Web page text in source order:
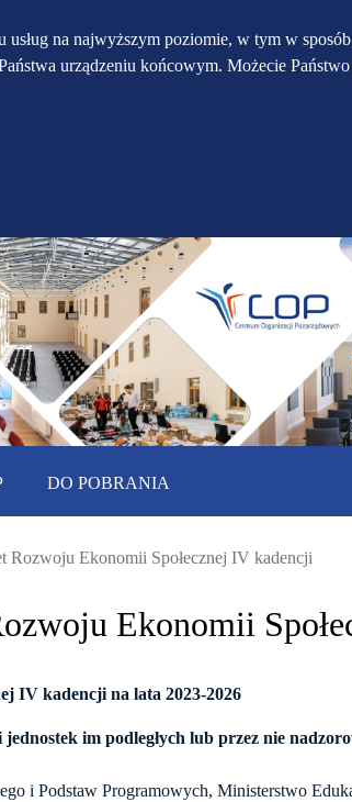
na najwyższym poziomie, w tym w
urządzeniu końcowym. Możecie
Przejdź do głównego
menu
Przejdź do treści
Przejdź do mapy
serwisu
DO POBRANIA
Rozwoju Ekonomii Społecznej IV kadencji
Ekonomii
IV kadencji na lata 2023-2026
im podległych lub przez nie
i Podstaw Programowych, Ministerstwo